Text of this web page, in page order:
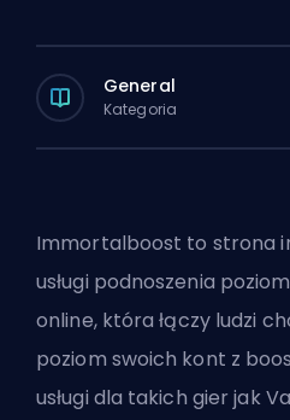
General
Kategoria
Immortalboost to strona
usługi podnoszenia
online, która łączy ludzi
poziom swoich kont z
usługi dla takich gier jak